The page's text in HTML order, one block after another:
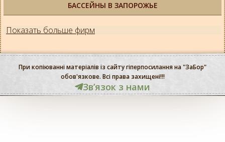
БАССЕЙНЫ В ЗАПОРОЖЬЕ
Показать больше фирм
При копіюванні матеріалів із сайту гіперпосилання на "ЗаБор"
обов'язкове. Всі права захищені!!!
Звʼязок з нами